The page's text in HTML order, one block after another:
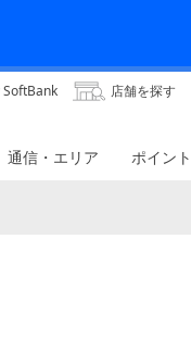
SoftBank 店舗を探す
通信・エリア ポイント